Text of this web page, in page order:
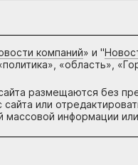
компаний» и "
«область»,
размещаются без
сайта или
информации